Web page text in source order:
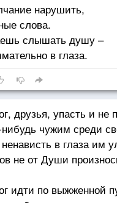
нарушить,
слова.
слышать душу –
в глаза.
друзья, упасть и не
нибудь чужим среди
в глаза им
не от Души
идти по выжженной